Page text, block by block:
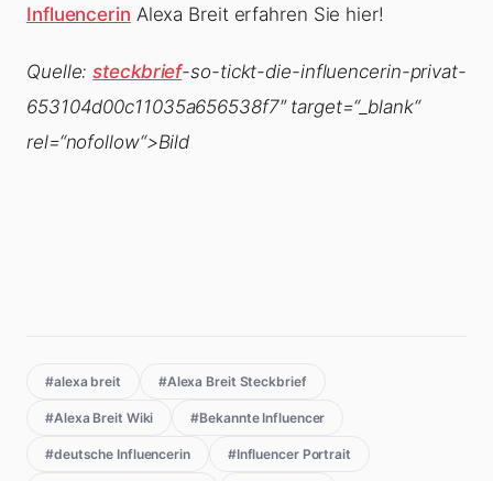
Influencerin Alexa Breit erfahren Sie hier!
Quelle:steckbrief-so-tickt-die-influencerin-privat-
653104d00c11035a656538f7″ target=“_blank“
rel=“nofollow“>Bild
#alexa breit #Alexa Breit Steckbrief
#Alexa Breit Wiki #Bekannte Influencer
#deutsche Influencerin #Influencer Portrait